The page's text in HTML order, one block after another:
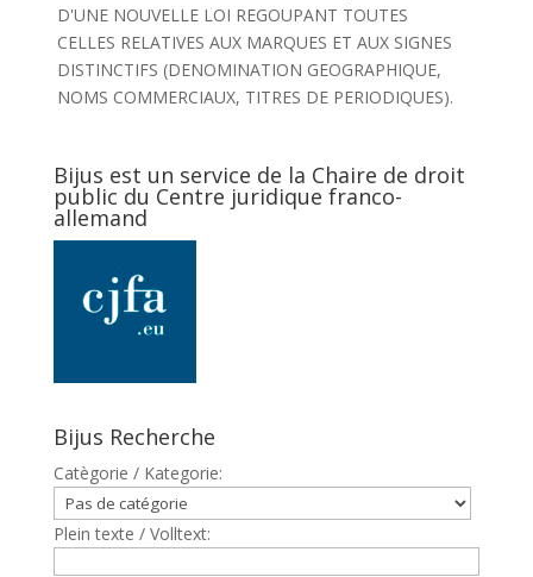
D'UNE NOUVELLE LOI REGOUPANT TOUTES
CELLES RELATIVES AUX MARQUES ET AUX SIGNES
DISTINCTIFS (DENOMINATION GEOGRAPHIQUE,
NOMS COMMERCIAUX, TITRES DE PERIODIQUES).
Bijus est un service de la Chaire de droit
public du Centre juridique franco-
allemand
Bijus Recherche
Catègorie / Kategorie:
Plein texte / Volltext: